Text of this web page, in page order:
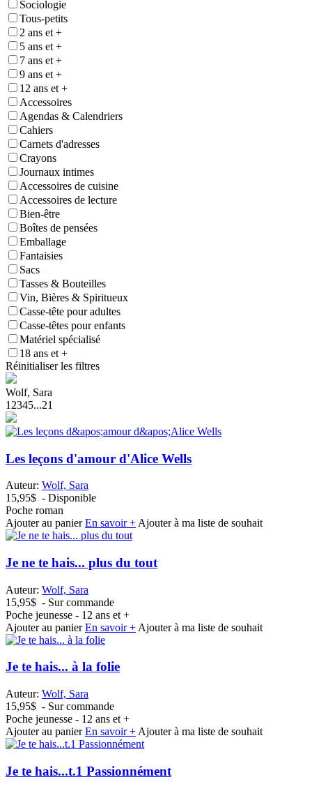
Sociologie
Tous-petits
2 ans et +
5 ans et +
7 ans et +
9 ans et +
12 ans et +
Accessoires
Agendas & Calendriers
Cahiers
Carnets d'adresses
Crayons
Journaux intimes
Accessoires de cuisine
Accessoires de lecture
Bien-être
Boîtes de pensées
Emballage
Fantaisies
Sacs
Tasses & Bouteilles
Vin, Bières & Spiritueux
Casse-tête pour adultes
Casse-têtes pour enfants
Matériel spécialisé
18 ans et +
Réinitialiser les filtres
Wolf, Sara
1 2345...21
Les leçons d'amour d'Alice Wells
Auteur: Wolf, Sara
15,95$ - Disponible
Poche roman
Ajouter au panier En savoir + Ajouter à ma liste de souhait
Je ne te hais... plus du tout
Auteur: Wolf, Sara
15,95$ - Sur commande
Poche jeunesse - 12 ans et +
Ajouter au panier En savoir + Ajouter à ma liste de souhait
Je te hais... à la folie
Auteur: Wolf, Sara
15,95$ - Sur commande
Poche jeunesse - 12 ans et +
Ajouter au panier En savoir + Ajouter à ma liste de souhait
Je te hais...t.1 Passionnément